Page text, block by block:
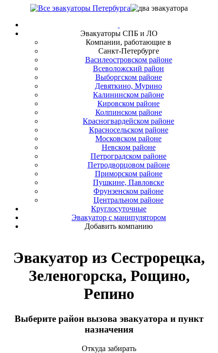
Эвакуаторы СПБ и ЛО
Компании, работающие в
Санкт-Петербурге
Василеостровском районе
Всеволожский район
Выборгском районе
Девяткино, Мурино
Калининском районе
Кировском районе
Колпинском районе
Красногвардейском районе
Красносельском районе
Московском районе
Невском районе
Петроградском районе
Петродворцовом районе
Приморском районе
Пушкине, Павловске
Фрунзенском районе
Центральном районе
Круглосуточные
Эвакуатор с манипулятором
Добавить компанию
Эвакуатор из Сестрорецка,
Зеленогорска, Рощино,
Репино
Выберите район вызова эвакуатора и пункт
назначения
Откуда забирать